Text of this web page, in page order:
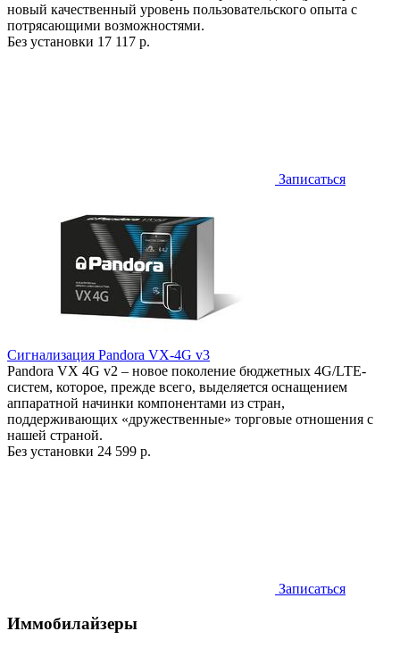
новый качественный уровень пользовательского опыта с
потрясающими возможностями.
Без установки 17 117 р.
Записаться
Сигнализация Pandora VX-4G v3
Pandora VX 4G v2 – новое поколение бюджетных 4G/LTE-
систем, которое, прежде всего, выделяется оснащением
аппаратной начинки компонентами из стран,
поддерживающих «дружественные» торговые отношения с
нашей страной.
Без установки 24 599 р.
Записаться
Иммобилайзеры